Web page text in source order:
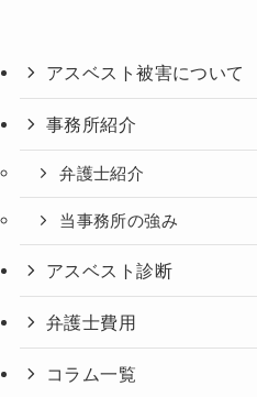
アスベスト被害について
事務所紹介
弁護士紹介
当事務所の強み
アスベスト診断
弁護士費用
コラム一覧